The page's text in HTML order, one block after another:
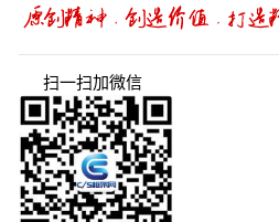
扫一扫加微信